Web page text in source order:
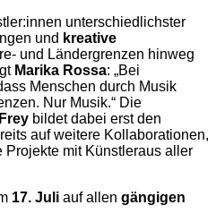
unterschiedlichster
und kreative
und Ländergrenzen hinweg
Marika Rossa: „Bei
Menschen durch Musik
Nur Musik.“ Die
bildet dabei erst den
auf weitere Kollaborationen,
Projekte mit Künstleraus aller
17. Juli auf allen gängigen